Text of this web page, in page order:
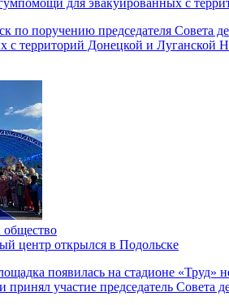
для эвакуированных с
по поручению председателя Совета
с территорий Донецкой и Луганской
общество
центр открылся в Подольске
появилась на стадионе
участие председатель Совета